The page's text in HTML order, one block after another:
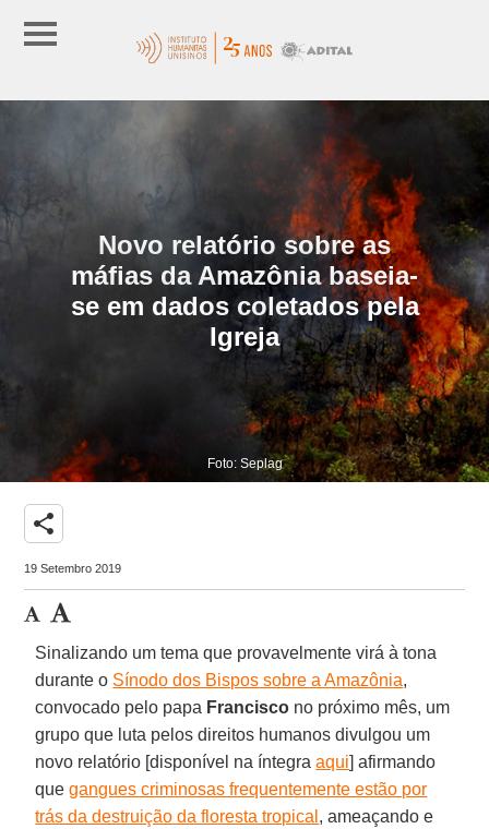
Novo relatório sobre as
máfias da Amazônia baseia-
se em dados coletados pela
Igreja
Foto: Seplag
share
19 Setembro 2019
Sinalizando um tema que provavelmente virá à tona
durante o Sínodo dos Bispos sobre a Amazônia,
convocado pelo papa Francisco no próximo mês, um
grupo que luta pelos direitos humanos divulgou um
novo relatório [disponível na íntegraaqui] afirmando
quegangues criminosas frequentemente estão por
trás da destruição da floresta tropical , ameaçando e